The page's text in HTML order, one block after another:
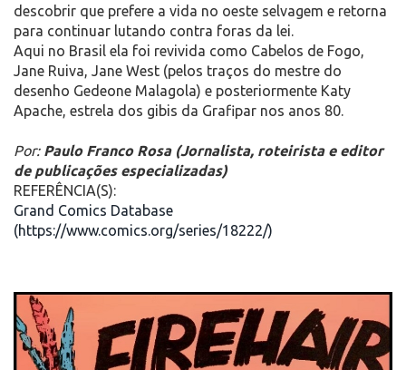
descobrir que prefere a vida no oeste selvagem e retorna
para continuar lutando contra foras da lei.
Aqui no Brasil ela foi revivida como Cabelos de Fogo,
Jane Ruiva, Jane West (pelos traços do mestre do
desenho Gedeone Malagola) e posteriormente Katy
Apache, estrela dos gibis da Grafipar nos anos 80.
Por: Paulo Franco Rosa (Jornalista, roteirista e editor
de publicações especializadas)
REFERÊNCIA(S):
Grand Comics Database
(https://www.comics.org/series/18222/)